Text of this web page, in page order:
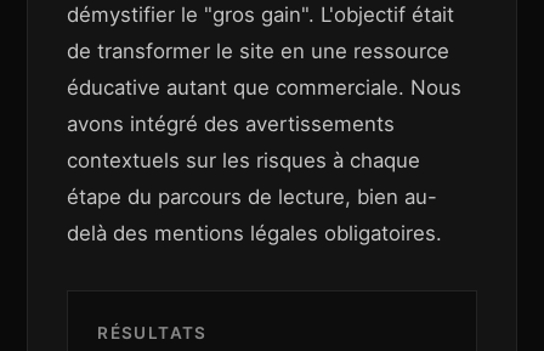
démystifier le "gros gain". L'objectif était
de transformer le site en une ressource
éducative autant que commerciale. Nous
avons intégré des avertissements
contextuels sur les risques à chaque
étape du parcours de lecture, bien au-
delà des mentions légales obligatoires.
RÉSULTATS